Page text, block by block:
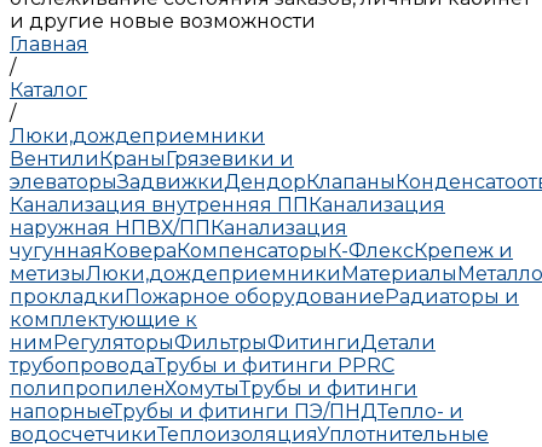
и другие новые возможности
Главная
/
Каталог
/
Люки,дождеприемники
ВентилиКраныГрязевики и
элеваторыЗадвижкиДендорКлапаны
Канализация внутренняя ППКанализация
наружная НПВХ/ППКанализация
чугуннаяКовераКомпенсаторыК-ФлексКрепеж и
метизыЛюки,дождеприемникиМатериалы
прокладкиПожарное оборудованиеРадиаторы и
комплектующие к
нимРегуляторыФильтрыФитингиДетали
трубопроводаТрубы и фитинги PPRC
полипропиленХомутыТрубы и фитинги
напорныеТрубы и фитинги ПЭ/ПНДТепло- и
водосчетчикиТеплоизоляцияУплотнительные